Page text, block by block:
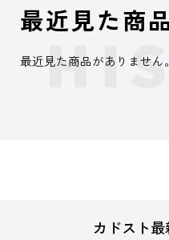
最近見た商品
最近見た商品がありません。
カドスト